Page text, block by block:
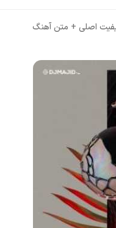
اصلی + متن آهنگ